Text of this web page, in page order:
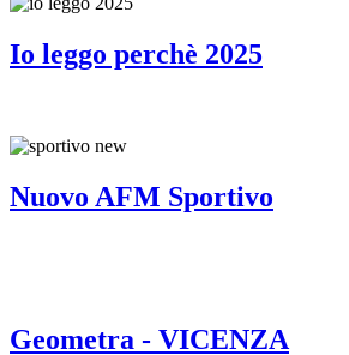
Io leggo perchè 2025
Nuovo AFM Sportivo
Geometra - VICENZA